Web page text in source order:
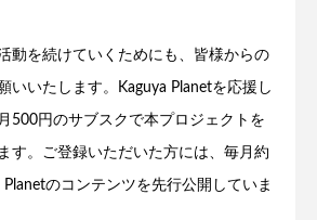
動を続けていくためにも、皆様からの
いいたします。Kaguya Planetを応援し
500円のサブスクで本プロジェクトを
す。ご登録いただいた方には、毎月約
のコンテンツを先行公開していま